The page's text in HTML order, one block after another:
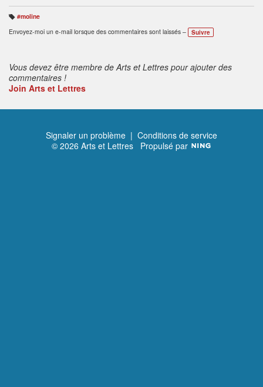
B
ali
s
#moline
Envoyez-moi un e-mail lorsque des commentaires sont laissés –
Suivre
Vous devez être membre de Arts et Lettres pour ajouter des
commentaires !
Join Arts et Lettres
Signaler un problème | Conditions de service
© 2026 Arts et Lettres Propulsé par